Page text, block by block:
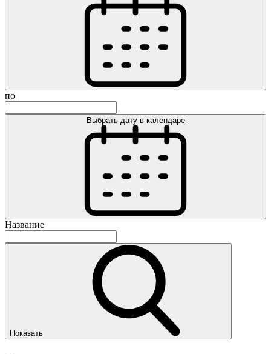
по
Выбрать дату в календаре
Название
Показать